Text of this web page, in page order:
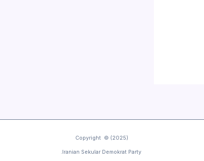
Copyright © (2025)